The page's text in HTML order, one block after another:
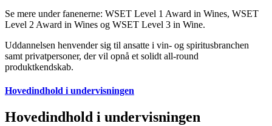
Se mere under fanenerne: WSET Level 1 Award in Wines, WSET
Level 2 Award in Wines og WSET Level 3 in Wine.
Uddannelsen henvender sig til ansatte i vin- og spiritusbranchen
samt privatpersoner, der vil opnå et solidt all-round
produktkendskab.
Hovedindhold i undervisningen
Hovedindhold i undervisningen